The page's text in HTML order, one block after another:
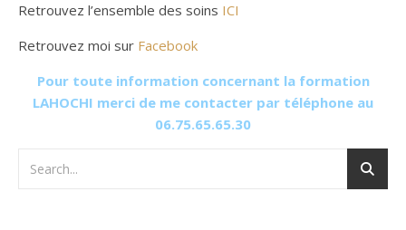
Retrouvez l’ensemble des soins ICI
Retrouvez moi sur Facebook
Pour toute information concernant la formation
LAHOCHI merci de me contacter par téléphone au
06.75.65.65.30